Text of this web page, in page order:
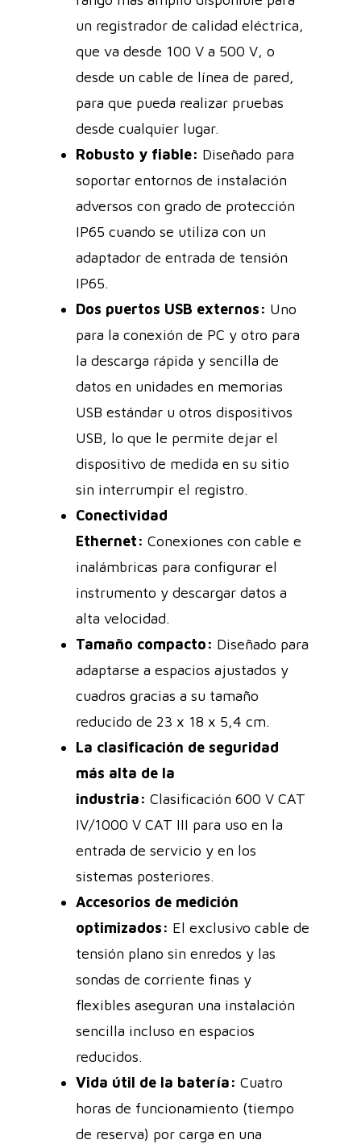
un registrador de calidad eléctrica,
que va desde 100 V a 500 V, o
desde un cable de línea de pared,
para que pueda realizar pruebas
desde cualquier lugar.
Robusto y fiable: Diseñado para
soportar entornos de instalación
adversos con grado de protección
IP65 cuando se utiliza con un
adaptador de entrada de tensión
IP65.
Dos puertos USB externos: Uno
para la conexión de PC y otro para
la descarga rápida y sencilla de
datos en unidades en memorias
USB estándar u otros dispositivos
USB, lo que le permite dejar el
dispositivo de medida en su sitio
sin interrumpir el registro.
Conectividad
Ethernet: Conexiones con cable e
inalámbricas para configurar el
instrumento y descargar datos a
alta velocidad.
Tamaño compacto: Diseñado para
adaptarse a espacios ajustados y
cuadros gracias a su tamaño
reducido de 23 x 18 x 5,4 cm.
La clasificación de seguridad
más alta de la
industria: Clasificación 600 V CAT
IV/1000 V CAT III para uso en la
entrada de servicio y en los
sistemas posteriores.
Accesorios de medición
optimizados: El exclusivo cable de
tensión plano sin enredos y las
sondas de corriente finas y
flexibles aseguran una instalación
sencilla incluso en espacios
reducidos.
Vida útil de la batería: Cuatro
horas de funcionamiento (tiempo
de reserva) por carga en una